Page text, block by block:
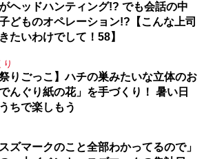
ヘッドハンティング!? でも会話の中
どものオペレーション!?【こんな上司
たいわけでして！58】
り
祭りごっこ】ハチの巣みたいな立体のお
んぐり紙の花」を手づくり！ 暑い日
ちで楽しもう
スズマークのこと全部わかってるので」